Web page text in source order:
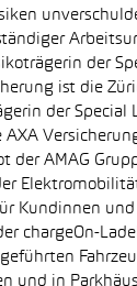
der
ist die
der Special
der AMAG
Kundinnen
chargeOn-
und in